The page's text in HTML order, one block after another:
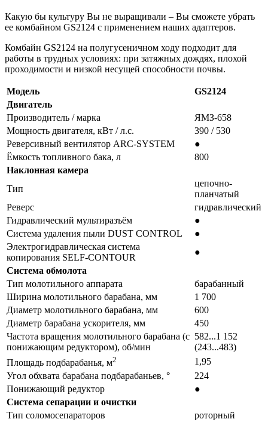
Какую бы культуру Вы не выращивали – Вы сможете убрать
ее комбайном GS2124 с применением наших адаптеров.
Комбайн GS2124 на полугусеничном ходу подходит для
работы в трудных условиях: при затяжных дождях, плохой
проходимости и низкой несущей способности почвы.
Модель
GS2124
Двигатель
Производитель / марка
ЯМЗ-658
Мощность двигателя, кВт / л.с.
390 / 530
Реверсивный вентилятор ARC-SYSTEM
●
Ёмкость топливного бака, л
800
Наклонная камера
Тип
цепочно-
планчатый
Реверс
гидравлический
Гидравлический мультиразъём
●
Система удаления пыли DUST CONTROL
●
Электрогидравлическая система
копирования SELF-CONTOUR
●
Система обмолота
Тип молотильного аппарата
барабанный
Ширина молотильного барабана, мм
1 700
Диаметр молотильного барабана, мм
600
Диаметр барабана ускорителя, мм
450
Частота вращения молотильного барабана (с
понижающим редуктором), об/мин
582...1 152
(243...483)
Площадь подбарабанья, м2
1,95
Угол обхвата барабана подбарабаньев, °
224
Понижающий редуктор
●
Система сепарации и очистки
Тип соломосепараторов
роторный